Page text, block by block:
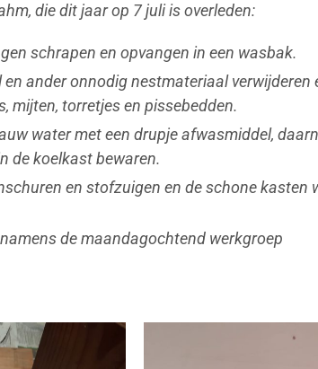
die dit jaar op 7 juli is overleden:
schrapen en opvangen in een wasbak.
ander onnodig nestmateriaal verwijderen
mijten, torretjes en pissebedden.
water met een drupje afwasmiddel,
de koelkast bewaren.
en stofzuigen en de schone kasten
de maandagochtend werkgroep